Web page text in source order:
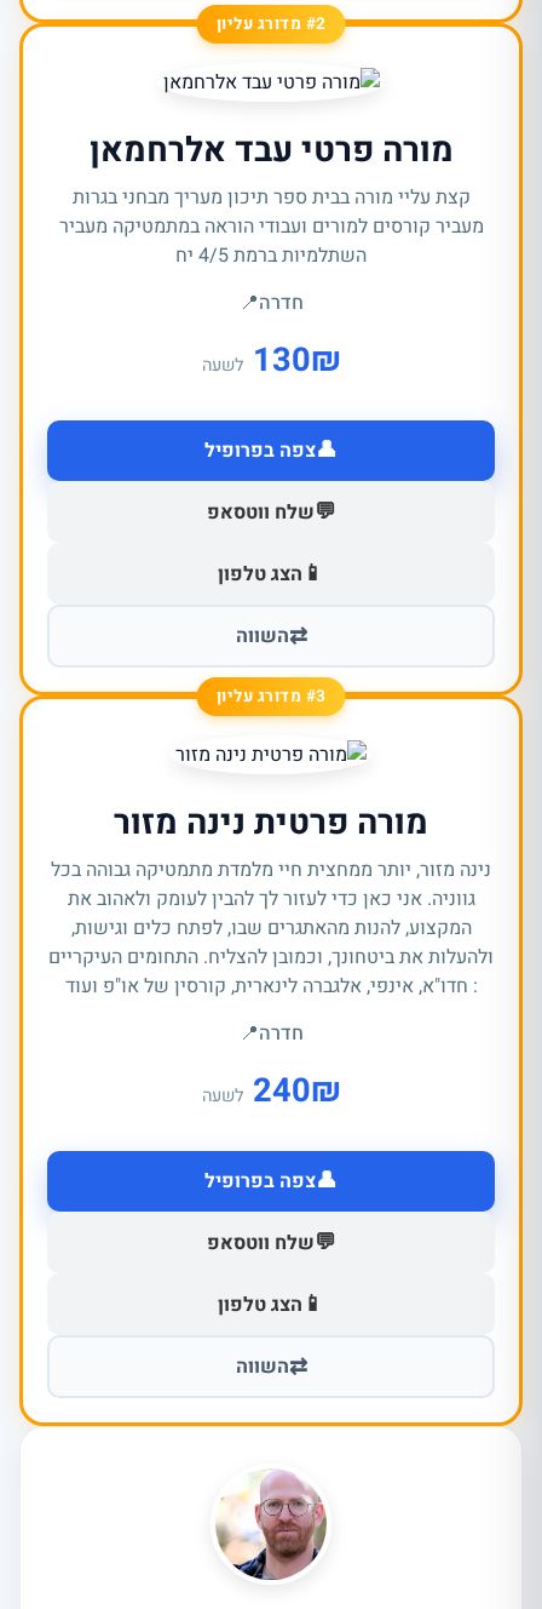
#2 מדורג עליון
מורה פרטי עבד אלרחמאן
קצת עליי מורה בבית ספר תיכון מעריך מבחני בגרות
מעביר קורסים למורים ועבודי הוראה במתמטיקה מעביר
השתלמיות ברמת 4/5 יח
חדרה📍
₪
130 לשעה
👤צפה בפרופיל
💬שלח ווטסאפ
📱 הצג טלפון
⇄השווה
#3 מדורג עליון
מורה פרטית נינה מזור
נינה מזור, יותר ממחצית חיי מלמדת מתמטיקה גבוהה בכל
גווניה. אני כאן כדי לעזור לך להבין לעומק ולאהוב את
המקצוע, להנות מהאתגרים שבו, לפתח כלים וגישות,
ולהעלות את ביטחונך, וכמובן להצליח. התחומים העיקריים
: חדו"א, אינפי, אלגברה לינארית, קורסין של או"פ ועוד
חדרה📍
₪
240 לשעה
👤צפה בפרופיל
💬שלח ווטסאפ
📱 הצג טלפון
⇄השווה